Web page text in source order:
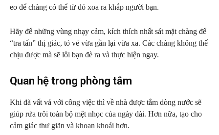
eo để chàng có thể từ đó xoa ra khắp người bạn.
Hãy để những vùng nhạy cảm, kích thích nhất sát mặt chàng để
“tra tấn” thị giác, tỏ vẻ vừa gần lại vừa xa. Các chàng không thể
chịu được mà sẽ lôi bạn đè ra và thực hiện ngay.
Quan hệ trong phòng tắm
Khi đã vất vả với công việc thì về nhà được tắm dòng nước sẽ
giúp rửa trôi toàn bộ mệt nhọc của ngày dài. Hơn nữa, tạo cho
cảm giác thư giãn và khoan khoái hơn.